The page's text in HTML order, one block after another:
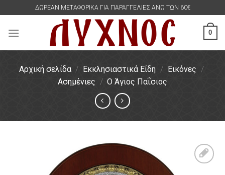
content
ΔΩΡΕΑΝ ΜΕΤΑΦΟΡΙΚΑ ΓΙΑ ΠΑΡΑΓΓΕΛΙΕΣ ΑΝΩ ΤΩΝ 60€
0
Αρχική σελίδα / Εκκλησιαστικά Είδη / Εικόνες /
Ασημένιες / Ο Άγιος Παΐσιος